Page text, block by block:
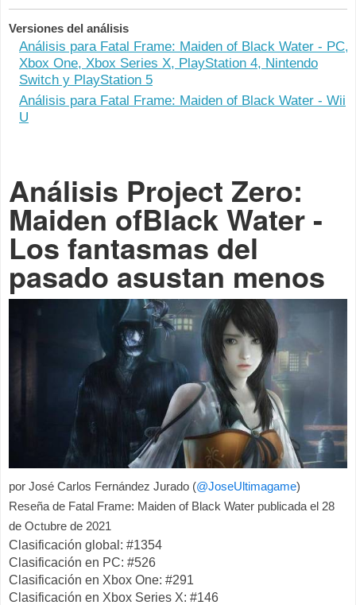
Versiones del análisis
Fatal Frame: Maiden of Black Water - PC,
Xbox One, Xbox Series X, PlayStation 4, Nintendo
Switch y PlayStation 5
Fatal Frame: Maiden of Black Water - Wii
U
Análisis Project Zero:
Maiden ofBlack Water -
Los fantasmas del
pasado asustan menos
por José Carlos Fernández Jurado (@JoseUltimagame)
Reseña de Fatal Frame: Maiden of Black Water publicada el 28
de Octubre de 2021
Clasificación global: #1354
Clasificación en PC: #526
Clasificación en Xbox One: #291
Clasificación en Xbox Series X: #146